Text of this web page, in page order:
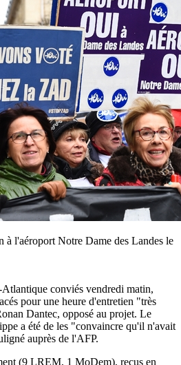
à l'aéroport Notre Dame des Landes le
conviés vendredi matin,
pour une heure d'entretien "très
Dantec, opposé au projet. Le
a été de les "convaincre qu'il n'avait
auprès de l'AFP.
(9 LREM, 1 MoDem), reçus en